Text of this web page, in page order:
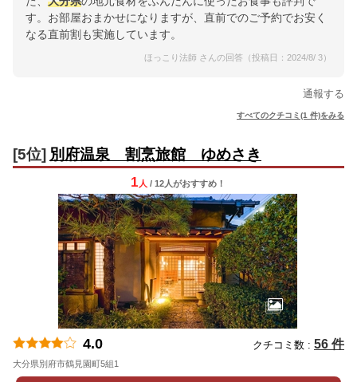
す。お部屋おまかせになりますが、直前でのご予約でお安く
なる直前割も実施しています。
ほっこり法師 さんの回答（投稿日：2024/8/ 3）
通報する
すべてのクチコミ(1 件)をみる
[5位] 別府温泉 割烹旅館 ゆめさき
1 人 / 12人がおすすめ！
4.0 クチコミ数 : 56 件
大分県別府市鶴見園町5組1